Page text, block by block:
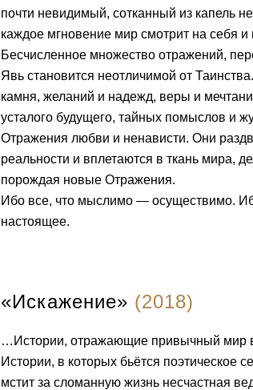
почти невидимый, сотканный из капель
каждое мгновение мир смотрит на себя
Бесчисленное множество отражений,
Явь становится неотличимой от
камня, желаний и надежд, веры и
усталого будущего, тайных помыслов и
Отражения любви и ненависти. Они
реальности и вплетаются в ткань мира,
порождая новые Отражения.
Ибо все, что мыслимо — осуществимо.
настоящее.
«Искажение» (2018)
…Истории, отражающие привычный мир
Истории, в которых бьётся поэтическое
мстит за сломанную жизнь несчастная